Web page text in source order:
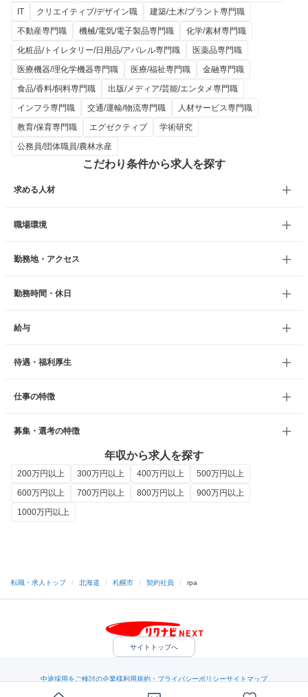
IT
クリエイティブ/デザイン職
建築/土木/プラント専門職
不動産専門職
機械/電気/電子製品専門職
化学/素材専門職
化粧品/トイレタリー/日用品/アパレル専門職
医薬品専門職
医療機器/理化学機器専門職
医療/福祉専門職
金融専門職
食品/香料/飼料専門職
出版/メディア/芸能/エンタメ専門職
インフラ専門職
交通/運輸/物流専門職
人材サービス専門職
教育/保育専門職
エグゼクティブ
学術研究
公務員/団体職員/農林水産
こだわり条件から求人を探す
求める人材
職場環境
勤務地・アクセス
勤務時間・休日
給与
待遇・福利厚生
仕事の特徴
募集・選考の特徴
年収から求人を探す
200万円以上 300万円以上 400万円以上
500万円以上
600万円以上
700万円以上 800万円以上
900万円以上
1000万円以上
転職・求人トップ / 北海道 / 札幌市 / 契約社員 / rpa
サイトトップへ
中途採用をご検討の企業様利用規約・プライバシーポリシーサイトマップ